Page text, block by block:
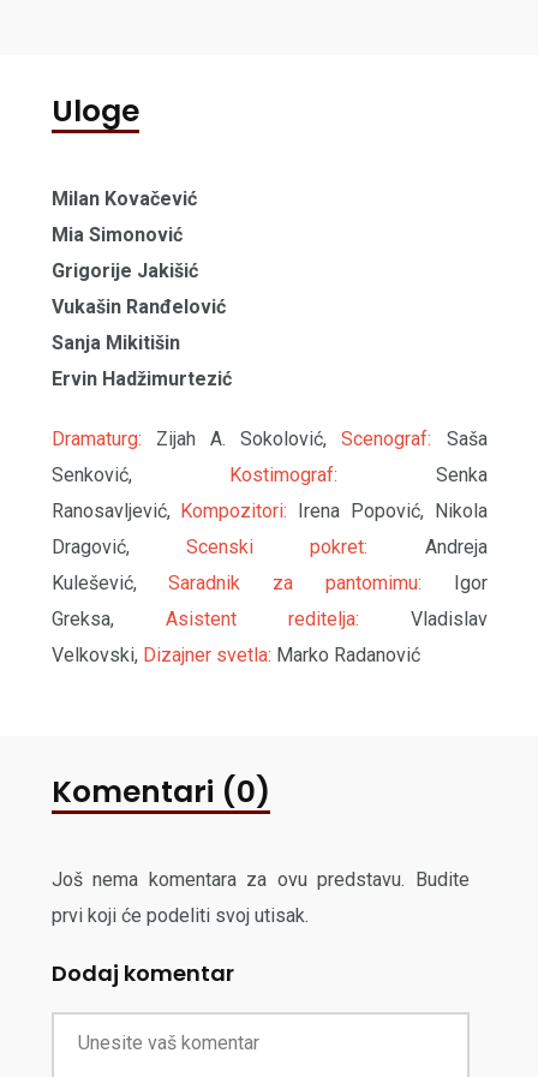
Uloge
Milan Kovačević
Mia Simonović
Grigorije Jakišić
Vukašin Ranđelović
Sanja Mikitišin
Ervin Hadžimurtezić
Dramaturg: Zijah A. Sokolović,Scenograf: Saša
Senković,
Kostimograf: Senka
Ranosavljević, Kompozitori: Irena Popović, Nikola
Dragović, Scenski pokret: Andreja
Kulešević,Saradnik za pantomimu: Igor
Greksa, Asistent reditelja: Vladislav
Velkovski, Dizajner svetla: Marko Radanović
Komentari (0)
Još nema komentara za ovu predstavu. Budite
prvi koji će podeliti svoj utisak.
Dodaj komentar